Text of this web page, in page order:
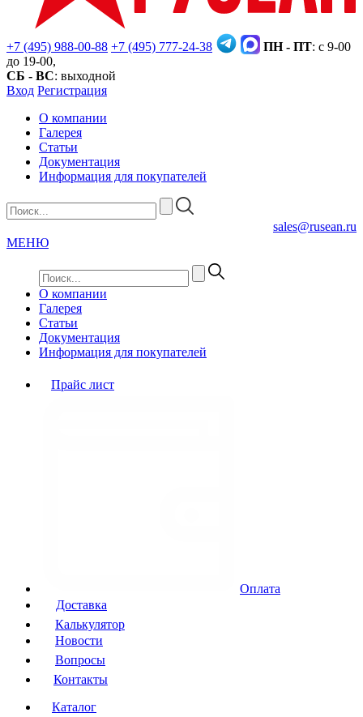
+7 (495) 988-00-88 +7 (495) 777-24-38 ПН - ПТ: с 9-00
до 19-00,
СБ - ВС: выходной
Вход Регистрация
О компании
Галерея
Статьи
Документация
Информация для покупателей
sales@rusean.ru
МЕНЮ
О компании
Галерея
Статьи
Документация
Информация для покупателей
Прайс лист
Оплата
Доставка
Калькулятор
Новости
Вопросы
Контакты
Каталог